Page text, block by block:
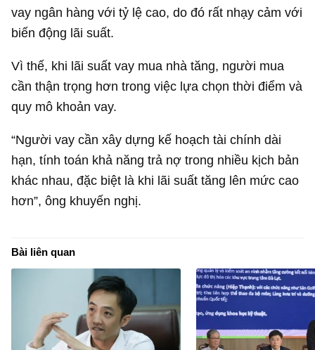
vay ngân hàng với tỷ lệ cao, do đó rất nhạy cảm với
biến động lãi suất.
Vì thế, khi lãi suất vay mua nhà tăng, người mua
cần thận trọng hơn trong việc lựa chọn thời điểm và
quy mô khoản vay.
“Người vay cần xây dựng kế hoạch tài chính dài
hạn, tính toán khả năng trả nợ trong nhiều kịch bản
khác nhau, đặc biệt là khi lãi suất tăng lên mức cao
hơn”, ông khuyến nghị.
Bài liên quan